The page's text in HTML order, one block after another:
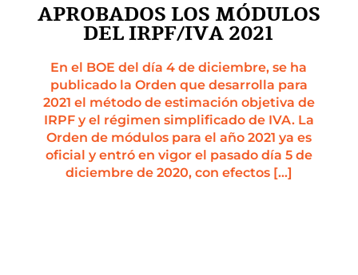
APROBADOS LOS MÓDULOS
DEL IRPF/IVA 2021
En el BOE del día 4 de diciembre, se ha
publicado la Orden que desarrolla para
2021 el método de estimación objetiva de
IRPF y el régimen simplificado de IVA. La
Orden de módulos para el año 2021 ya es
oficial y entró en vigor el pasado día 5 de
diciembre de 2020, con efectos […]